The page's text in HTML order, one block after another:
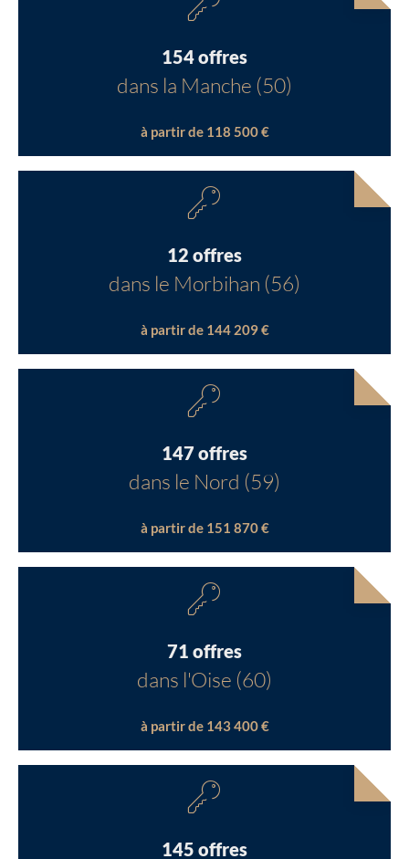
154 offres
dans la Manche (50)
à partir de 118 500 €
12 offres
dans le Morbihan (56)
à partir de 144 209 €
147 offres
dans le Nord (59)
à partir de 151 870 €
71 offres
dans l'Oise (60)
à partir de 143 400 €
145 offres